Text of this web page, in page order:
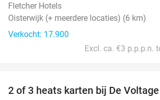
Fletcher Hotels
Oisterwijk (+ meerdere locaties) (6 km)
Verkocht: 17.900
Excl. ca. €3 p.p.p.n.
2 of 3 heats karten bij De Voltage